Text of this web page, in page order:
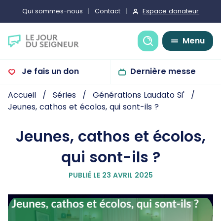
Qui sommes-nous Contact Espace donateur
Recherche
Menu
Je fais un don Dernière messe
Accueil Séries
Générations Laudato Si'
Jeunes, cathos et écolos, qui sont-ils ?
Jeunes, cathos et écolos,
qui sont-ils ?
PUBLIÉ LE 23 AVRIL 2025